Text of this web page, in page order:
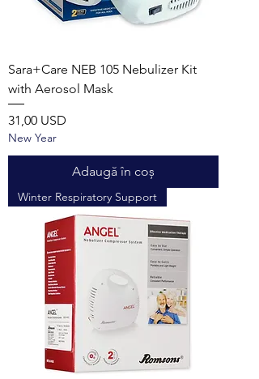
Sara+Care NEB 105 Nebulizer Kit
with Aerosol Mask
Preț
31,00 USD
New Year
Adaugă în coș
Winter Respiratory Support